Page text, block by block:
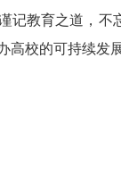
记教育之道，
高校的可持续发